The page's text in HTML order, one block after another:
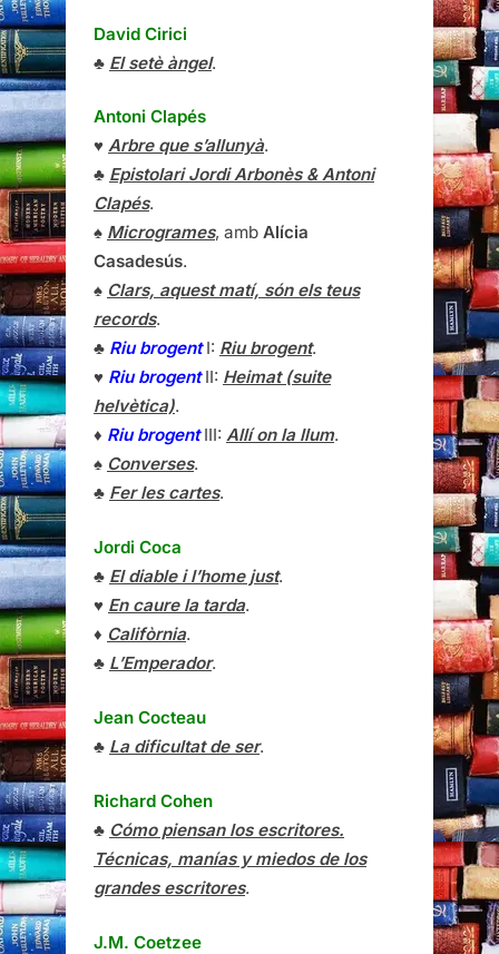
David Cirici
♣ El setè àngel.
Antoni Clapés
♥ Arbre que s’allunyà.
♣ Epistolari Jordi Arbonès & Antoni
Clapés.
♠ Microgrames, amb Alícia
Casadesús.
♠ Clars, aquest matí, són els teus
records.
♣ Riu brogentI: Riu brogent.
♥ Riu brogentII: Heimat (suite
helvètica).
♦ Riu brogentIII: Allí on la llum.
♠ Converses.
♣ Fer les cartes.
Jordi Coca
♣ El diable i l’home just.
♥ En caure la tarda.
♦ Califòrnia.
♣ L’Emperador.
Jean Cocteau
♣ La dificultat de ser.
Richard Cohen
♣ Cómo piensan los escritores.
Técnicas, manías y miedos de los
grandes escritores.
J.M. Coetzee